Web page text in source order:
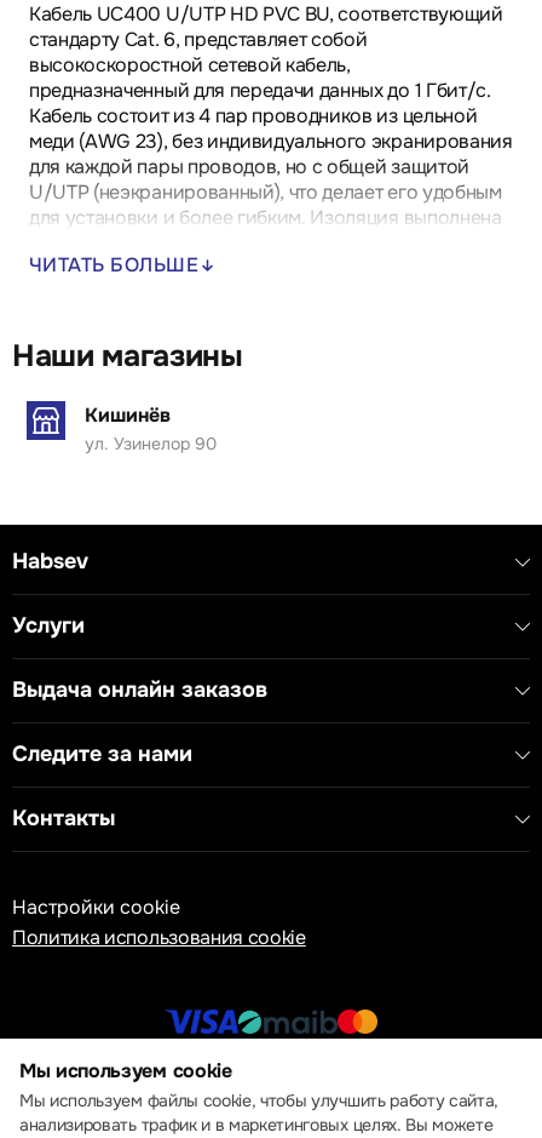
Кабель UC400 U/UTP HD PVC BU, соответствующий
стандарту Cat. 6, представляет собой
высокоскоростной сетевой кабель,
предназначенный для передачи данных до 1 Гбит/с.
Кабель состоит из 4 пар проводников из цельной
меди (AWG 23), без индивидуального экранирования
для каждой пары проводов, но с общей защитой
U/UTP (неэкранированный), что делает его удобным
для установки и более гибким. Изоляция выполнена
делает кабель идеальным для внутренних установок.
высокоскоростного интернета, с рабочей частотой
до 250 МГц.
ЧИТАТЬ БОЛЬШЕ
Наши магазины
Кишинёв
ул. Узинелор 90
Habsev
Услуги
Выдача онлайн заказов
Следите за нами
Контакты
Настройки cookie
Политика использования cookie
© 2013 – 2026 ECOM
Мы используем cookie
Мы используем файлы cookie, чтобы улучшить работу сайта,
анализировать трафик и в маркетинговых целях. Вы можете